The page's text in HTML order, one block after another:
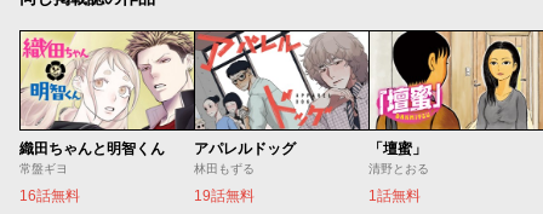
織田ちゃんと明智くん
常盤ギヨ
16話無料
アパレルドッグ
林田もずる
19話無料
「壇蜜」
清野とおる
1話無料